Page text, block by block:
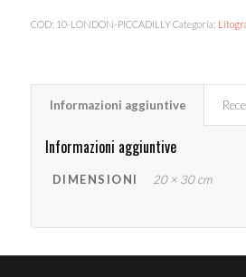
COD: 10-LONDON-PICCADILLYCategoria:
Informazioni aggiuntive
Informazioni aggiuntive
DIMENSIONI 20 × 30 cm